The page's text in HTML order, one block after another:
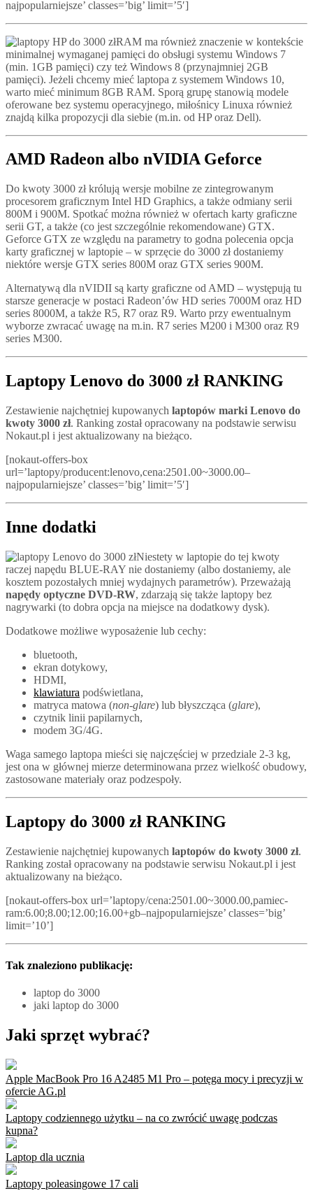
najpopularniejsze’ classes=’big’ limit=’5′]
RAM ma również znaczenie w kontekście
minimalnej wymaganej pamięci do obsługi systemu Windows 7
(min. 1GB pamięci) czy też Windows 8 (przynajmniej 2GB
pamięci). Jeżeli chcemy mieć laptopa z systemem Windows 10,
warto mieć minimum 8GB RAM. Sporą grupę stanowią modele
oferowane bez systemu operacyjnego, miłośnicy Linuxa również
znajdą kilka propozycji dla siebie (m.in. od HP oraz Dell).
AMD Radeon albo nVIDIA Geforce
Do kwoty 3000 zł królują wersje mobilne ze zintegrowanym
procesorem graficznym Intel HD Graphics, a także odmiany serii
800M i 900M. Spotkać można również w ofertach karty graficzne
serii GT, a także (co jest szczególnie rekomendowane) GTX.
Geforce GTX ze względu na parametry to godna polecenia opcja
karty graficznej w laptopie – w sprzęcie do 3000 zł dostaniemy
niektóre wersje GTX series 800M oraz GTX series 900M.
Alternatywą dla nVIDII są karty graficzne od AMD – występują tu
starsze generacje w postaci Radeon’ów HD series 7000M oraz HD
series 8000M, a także R5, R7 oraz R9. Warto przy ewentualnym
wyborze zwracać uwagę na m.in. R7 series M200 i M300 oraz R9
series M300.
Laptopy Lenovo do 3000 zł RANKING
Zestawienie najchętniej kupowanych laptopów marki Lenovo do
kwoty 3000 zł. Ranking został opracowany na podstawie serwisu
Nokaut.pl i jest aktualizowany na bieżąco.
[nokaut-offers-box
url=’laptopy/producent:lenovo,cena:2501.00~3000.00–
najpopularniejsze’ classes=’big’ limit=’5′]
Inne dodatki
Niestety w laptopie do tej kwoty
raczej napędu BLUE-RAY nie dostaniemy (albo dostaniemy, ale
kosztem pozostałych mniej wydajnych parametrów). Przeważają
napędy optyczne DVD-RW, zdarzają się także laptopy bez
nagrywarki (to dobra opcja na miejsce na dodatkowy dysk).
Dodatkowe możliwe wyposażenie lub cechy:
bluetooth,
ekran dotykowy,
HDMI,
klawiatura podświetlana,
matryca matowa (non-glare) lub błyszcząca (glare),
czytnik linii papilarnych,
modem 3G/4G.
Waga samego laptopa mieści się najczęściej w przedziale 2-3 kg,
jest ona w głównej mierze determinowana przez wielkość obudowy,
zastosowane materiały oraz podzespoły.
Laptopy do 3000 zł RANKING
Zestawienie najchętniej kupowanych laptopów do kwoty 3000 zł.
Ranking został opracowany na podstawie serwisu Nokaut.pl i jest
aktualizowany na bieżąco.
[nokaut-offers-box url=’laptopy/cena:2501.00~3000.00,pamiec-
ram:6.00;8.00;12.00;16.00+gb–najpopularniejsze’ classes=’big’
limit=’10’]
Tak znaleziono publikację:
laptop do 3000
jaki laptop do 3000
Jaki sprzęt wybrać?
Apple MacBook Pro 16 A2485 M1 Pro – potęga mocy i precyzji w
ofercie AG.pl
Laptopy codziennego użytku – na co zwrócić uwagę podczas
kupna?
Laptop dla ucznia
Laptopy poleasingowe 17 cali